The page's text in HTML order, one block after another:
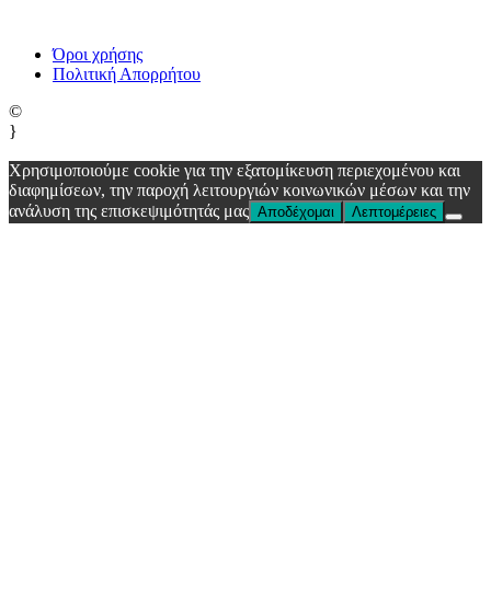
Όροι χρήσης
Πολιτική Απορρήτου
©
}
Χρησιμοποιούμε cookie για την εξατομίκευση περιεχομένου και
διαφημίσεων, την παροχή λειτουργιών κοινωνικών μέσων και την
ανάλυση της επισκεψιμότητάς μας Αποδέχομαι Λεπτομέρειες